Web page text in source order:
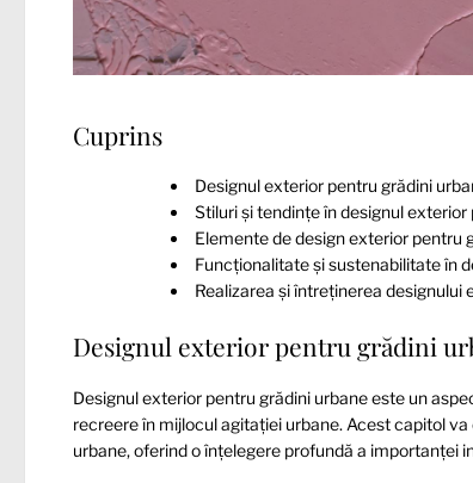
Cuprins
Designul exterior pentru grădini
Stiluri și tendințe în designul
Elemente de design exterior pentru
Funcționalitate și sustenabilitate în
Realizarea și întreținerea
Designul exterior pentru grădini
Designul exterior pentru grădini urbane este un
recreere în mijlocul agitației urbane. Acest capitol
urbane, oferind o înțelegere profundă a importanței